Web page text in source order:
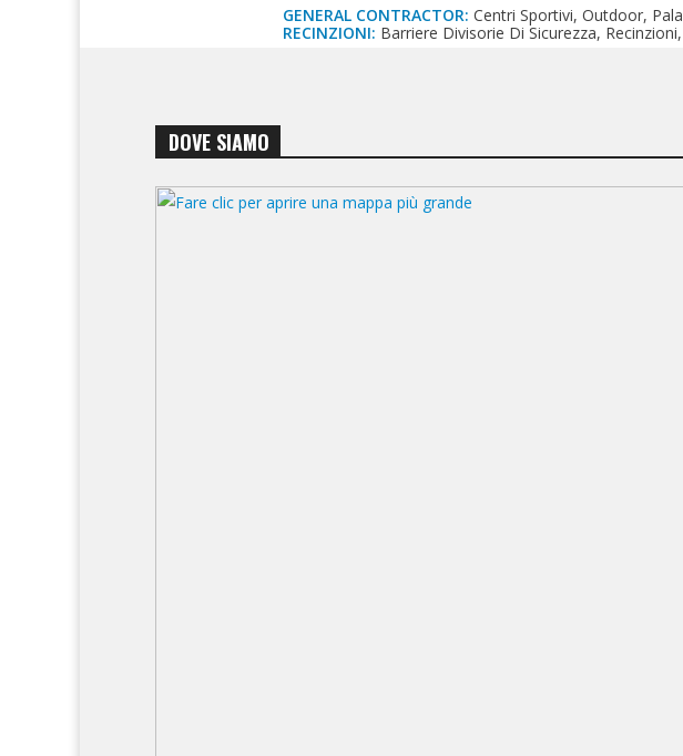
GENERAL CONTRACTOR: Centri Sportivi, Outdoor,
RECINZIONI: Barriere Divisorie Di Sicurezza,
DOVE SIAMO